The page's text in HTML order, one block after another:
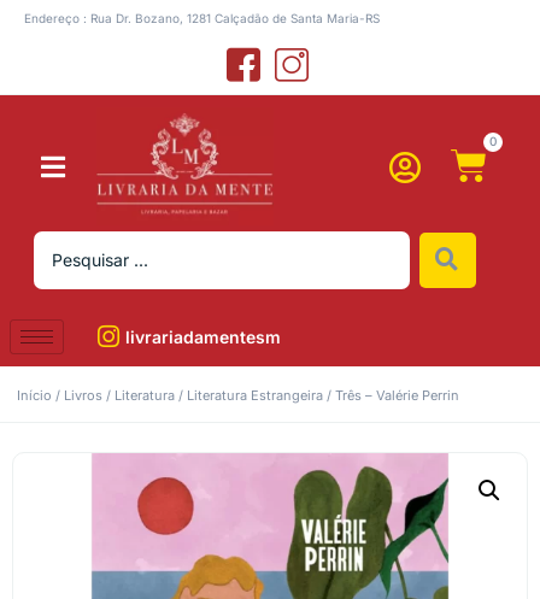
Endereço : Rua Dr. Bozano, 1281 Calçadão de Santa Maria-RS
0
livrariadamentesm
Início / Livros / Literatura / Literatura Estrangeira / Três – Valérie Perrin